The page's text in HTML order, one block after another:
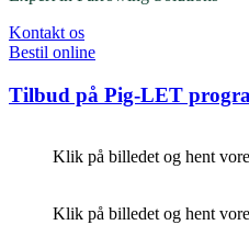
Kontakt os
Bestil online
Tilbud på Pig-LET
Klik på billedet og hent
Klik på billedet og hent